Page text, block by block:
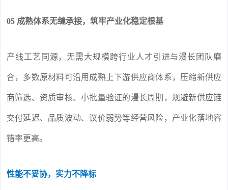
05 成熟体系无缝承接，筑牢产业化稳定根基
产线工艺同源，无需大规模跨行业人才引进与漫长团队磨
合，多数原材料可沿用成熟上下游供应商体系，压缩新供应
商筛选、资质审核、小批量验证的漫长周期，规避新供应链
交付延迟、品质波动、议价弱势等经营风险，产业化落地容
错率更高。
性能不妥协，实力不降标